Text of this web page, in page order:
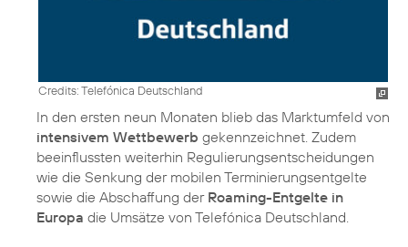
Credits: Telefónica Deutschland
In den ersten neun Monaten blieb das Marktumfeld von
intensivem Wettbewerb gekennzeichnet. Zudem
beeinflussten weiterhin Regulierungsentscheidungen
wie die Senkung der mobilen Terminierungsentgelte
sowie die Abschaffung der Roaming-Entgelte in
Europa die Umsätze von Telefónica Deutschland.